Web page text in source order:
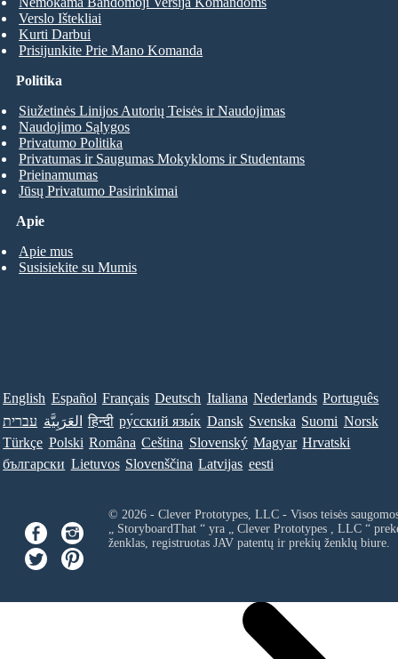
Verslo Ištekliai
Kurti Darbui
Prisijunkite Prie Mano Komanda
Apie
Apie mus
Susisiekite su Mumis
Politika
Siužetinės Linijos Autorių Teisės ir Naudojimas
Naudojimo Sąlygos
Privatumo Politika
Privatumas ir Saugumas Mokykloms ir Studentams
Prieinamumas
Jūsų Privatumo Pasirinkimai
English Español Français Deutsch Italiana Nederlands Português
עברית العَرَبِيَّة हिन्दी ру́сский язы́к Dansk Svenska Suomi Norsk
Türkçe Polski Româna Ceština Slovenský Magyar Hrvatski
български Lietuvos Slovenščina Latvijas eesti
© 2026 - Clever Prototypes, LLC - Visos teisės
„ StoryboardThat “ yra „ Clever Prototypes , LLC“
ženklas, registruotas JAV patentų ir prekių ženklų biure.